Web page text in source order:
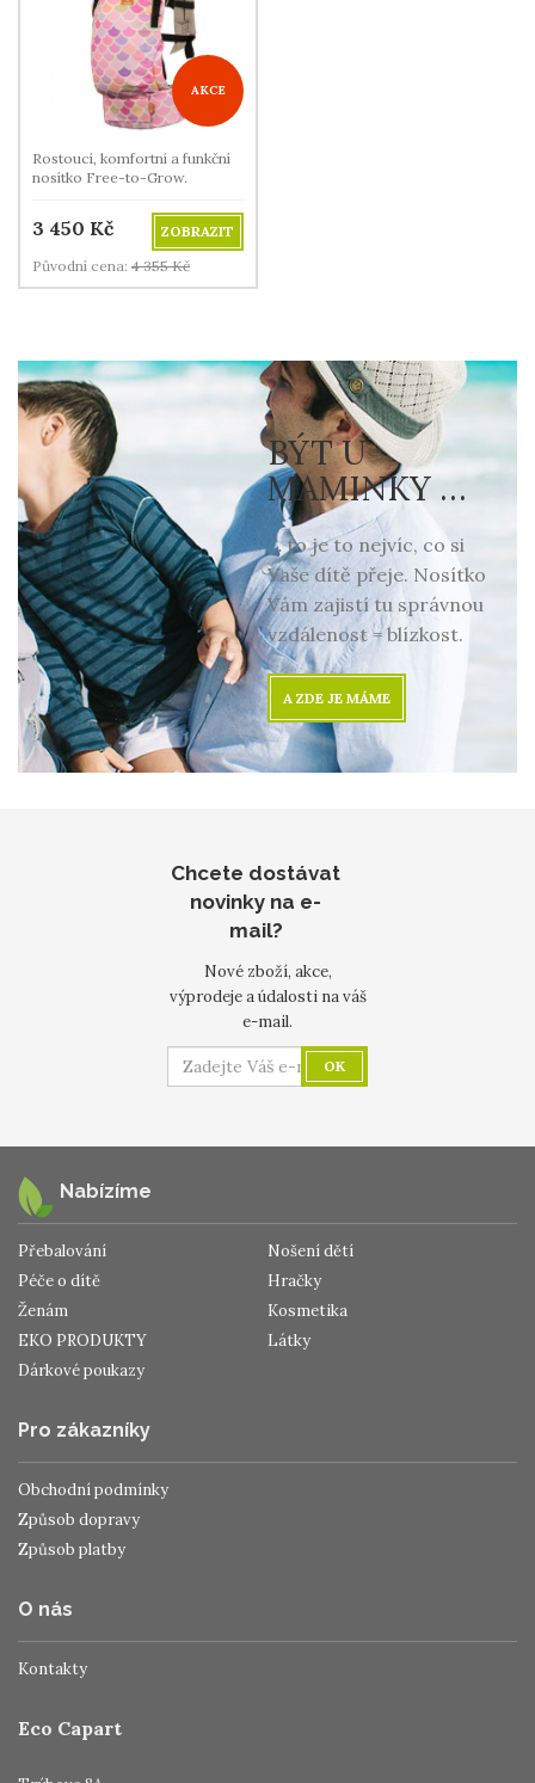
AKCE
Rostoucí, komfortní a funkční
nosítko Free-to-Grow.
3 450 Kč
ZOBRAZIT
Původní cena: 4 355 Kč
BÝT U
MAMINKY …
… to je to nejvíc, co si
Vaše dítě přeje. Nosítko
Vám zajistí tu správnou
vzdálenost = blízkost.
A ZDE JE MÁME
Chcete dostávat
novinky na e-
mail?
Nové zboží, akce,
výprodeje a údalosti na váš
e-mail.
OK
Nabízíme
Přebalování
Nošení dětí
Péče o dítě
Hračky
Ženám
Kosmetika
EKO PRODUKTY
Látky
Dárkové poukazy
Pro zákazníky
Obchodní podmínky
Způsob dopravy
Způsob platby
O nás
Kontakty
Eco Capart